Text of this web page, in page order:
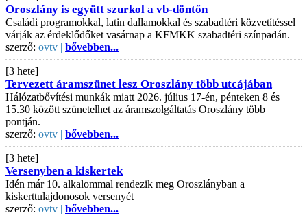
Oroszlány is együtt szurkol a vb-döntőn
Családi programokkal, latin dallamokkal és szabadtéri közvetítéssel
várják az érdeklődőket vasárnap a KFMKK szabadtéri színpadán.
szerző: ovtv | bővebben...
[3 hete]
Tervezett áramszünet lesz Oroszlány több utcájában
Hálózatbővítési munkák miatt 2026. július 17-én, pénteken 8 és
15.30 között szünetelhet az áramszolgáltatás Oroszlány több
pontján.
szerző: ovtv | bővebben...
[3 hete]
Versenyben a kiskertek
Idén már 10. alkalommal rendezik meg Oroszlányban a
kiskerttulajdonosok versenyét
szerző: ovtv | bővebben...